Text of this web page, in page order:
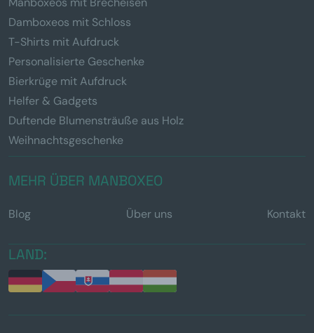
Damboxeos mit Schloss
T-Shirts mit Aufdruck
Personalisierte Geschenke
Bierkrüge mit Aufdruck
Helfer & Gadgets
Duftende Blumensträuße aus Holz
Weihnachtsgeschenke
MEHR ÜBER MANBOXEO
Blog Über uns Kontakt
LAND: